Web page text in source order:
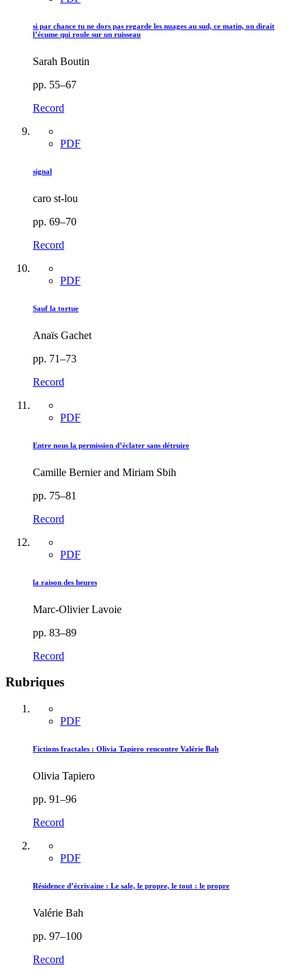
si par chance tu ne dors pas regarde les nuages au sud, ce matin, on dirait
l’écume qui roule sur un ruisseau
Sarah Boutin
pp. 55–67
Record
PDF
signal
caro st-lou
pp. 69–70
Record
PDF
Sauf la tortue
Anaïs Gachet
pp. 71–73
Record
PDF
Entre nous la permission d’éclater sans détruire
Camille Bernier and Miriam Sbih
pp. 75–81
Record
PDF
la raison des heures
Marc-Olivier Lavoie
pp. 83–89
Record
Rubriques
PDF
Fictions fractales : Olivia Tapiero rencontre Valérie Bah
Olivia Tapiero
pp. 91–96
Record
PDF
Résidence d’écrivaine : Le sale, le propre, le tout : le propre
Valérie Bah
pp. 97–100
Record